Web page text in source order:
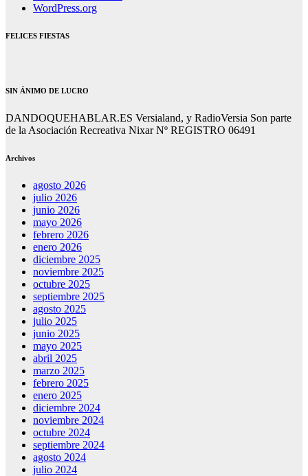
WordPress.org
FELICES FIESTAS
SIN ÁNIMO DE LUCRO
DANDOQUEHABLAR.ES Versialand, y RadioVersia Son parte
de la Asociación Recreativa Nixar Nº REGISTRO 06491
Archivos
agosto 2026
julio 2026
junio 2026
mayo 2026
febrero 2026
enero 2026
diciembre 2025
noviembre 2025
octubre 2025
septiembre 2025
agosto 2025
julio 2025
junio 2025
mayo 2025
abril 2025
marzo 2025
febrero 2025
enero 2025
diciembre 2024
noviembre 2024
octubre 2024
septiembre 2024
agosto 2024
julio 2024